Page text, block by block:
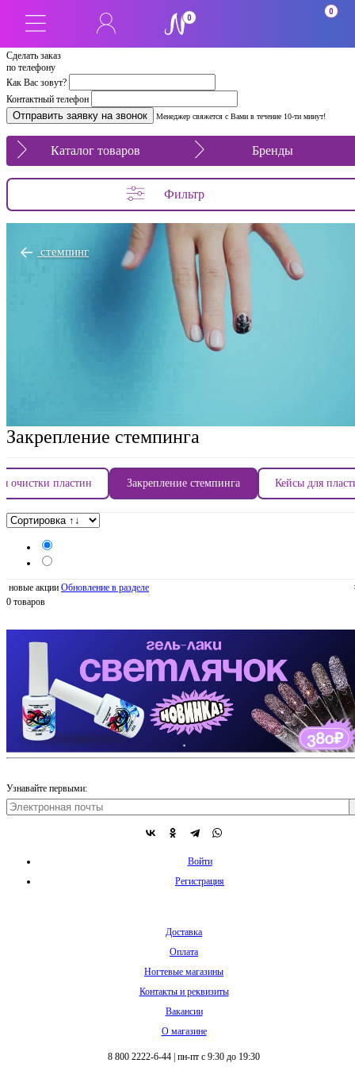
Сделать заказ
по телефону
Как Вас зовут?
Контактный телефон
Менеджер свяжется с Вами в течение 10-ти минут!
0
0
Каталог товаров Бренды
Фильтр
стемпинг
Закрепление стемпинга
очистки пластин Закрепление стемпинга Кейсы для
новые акции Обновление в разделе
0 товаров
Узнавайте первыми:
Войти
Регистрация
Доставка
Оплата
Ногтевые магазины
Контакты и реквизиты
Вакансии
О магазине
8 800 2222-6-44 | пн-пт с 9:30 до 19:30